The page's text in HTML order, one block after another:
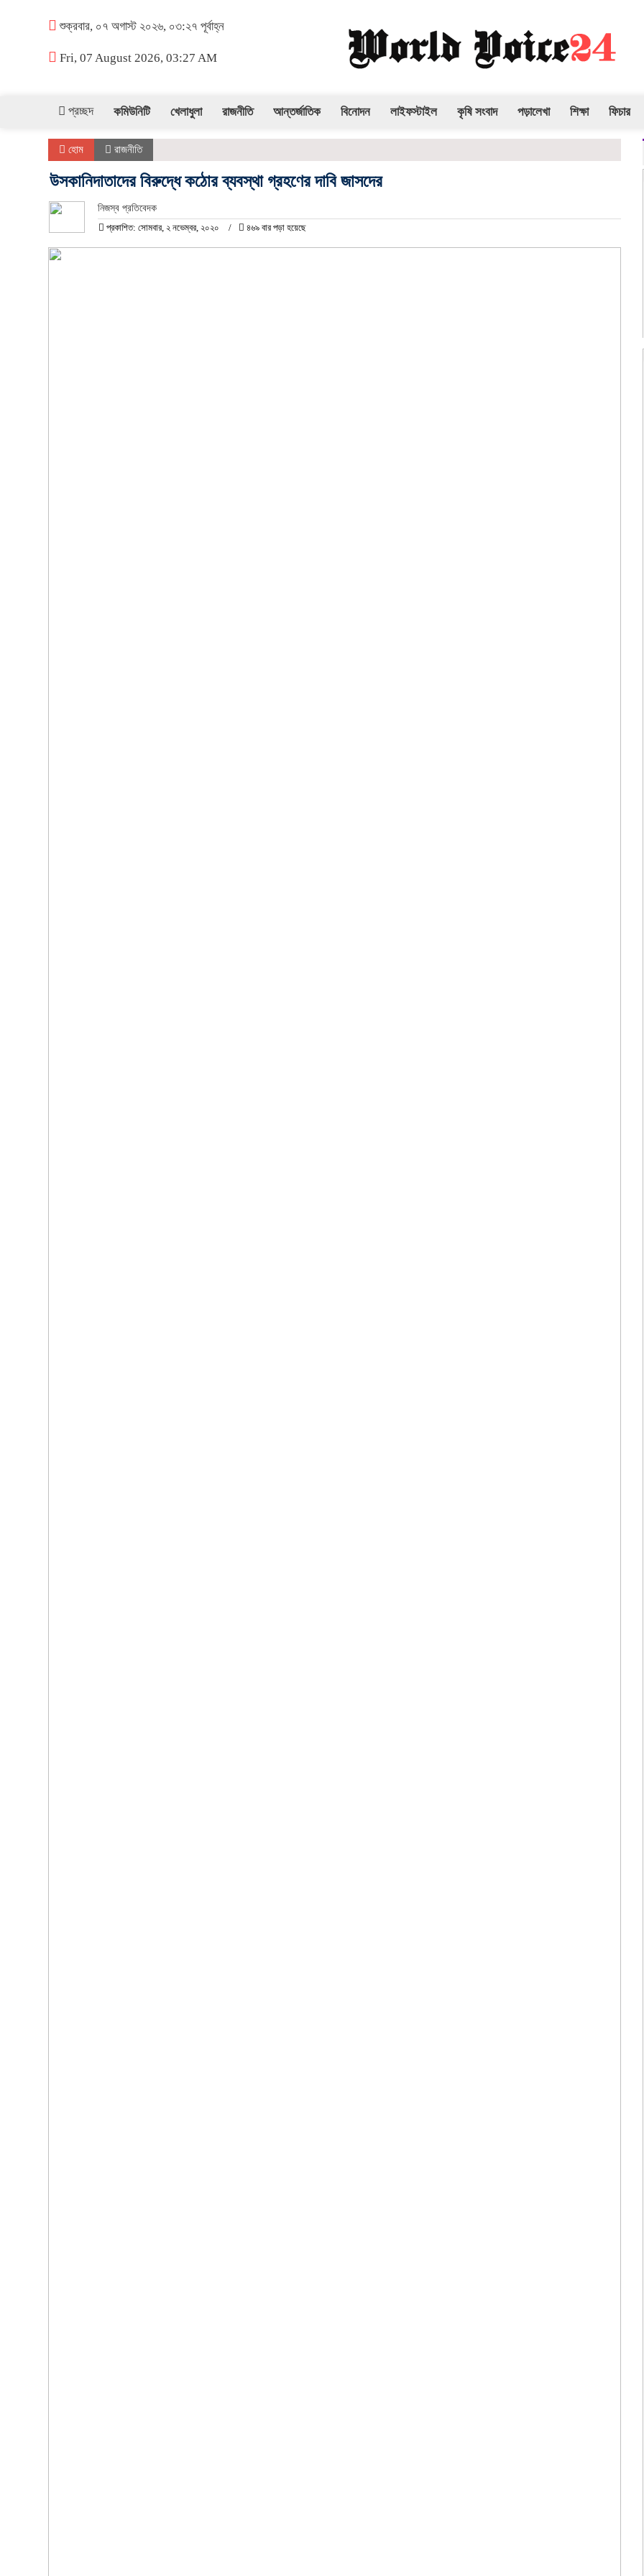
শুক্রবার, ০৭ অগাস্ট ২০২৬, ০৩:২৭ পূর্বাহ্ন
Fri, 07 August 2026, 03:27 AM
প্রচ্ছদ কমিউনিটি খেলাধুলা রাজনীতি আন্তর্জাতিক বিনোদন লাইফস্টাইল কৃষি সংবাদ পড়ালেখা শিক্ষা ফিচার
হোম রাজনীতি
উসকানিদাতাদের বিরুদ্ধে কঠোর ব্যবস্থা গ্রহণের দাবি জাসদের
নিজস্ব প্রতিবেদক
প্রকাশিত: সোমবার, ২ নভেম্বর, ২০২০
৪৬৯ বার পড়া হয়েছে